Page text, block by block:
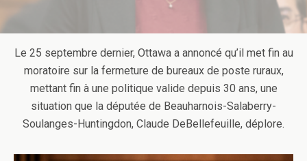
Le 25 septembre dernier, Ottawa a annoncé qu’il met fin au
moratoire sur la fermeture de bureaux de poste ruraux,
mettant fin à une politique valide depuis 30 ans, une
situation que la députée de Beauharnois-Salaberry-
Soulanges-Huntingdon, Claude DeBellefeuille, déplore.